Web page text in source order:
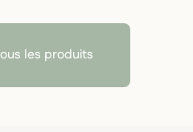
les produits